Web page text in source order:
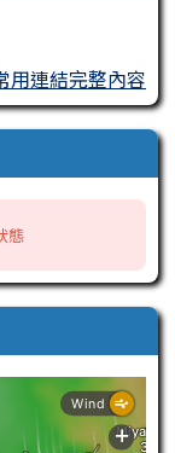
用連結完整內容
態